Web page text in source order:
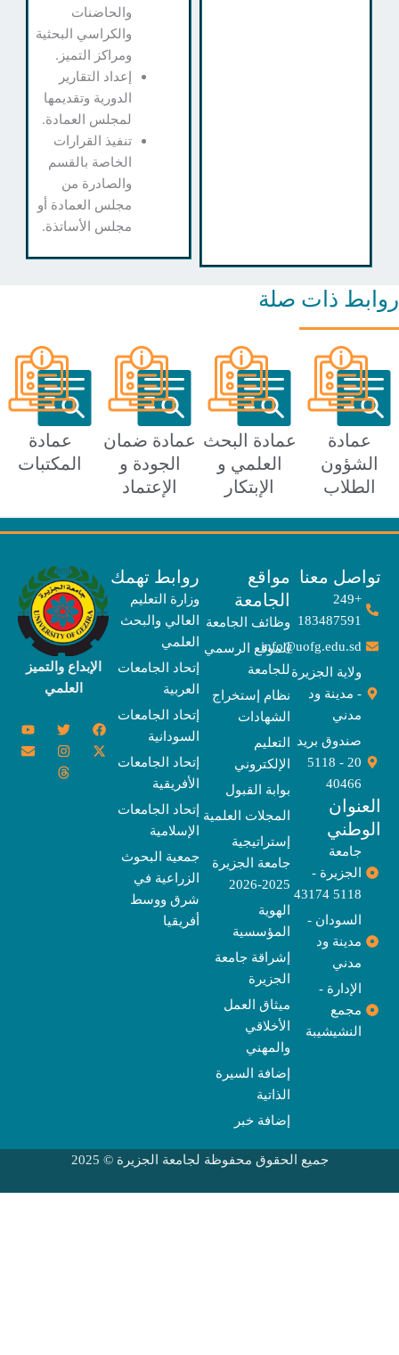
والحاضنات
والكراسي البحثية
ومراكز التميز.
إعداد التقارير
الدورية وتقديمها
لمجلس العمادة.
تنفيذ القرارات
الخاصة بالقسم
والصادرة من
مجلس العمادة أو
مجلس الأساتذة.
ذات صلة
عمادة البحث
العلمي و
الإبتكار
عمادة ضمان
الجودة و
الإعتماد
عمادة
المكتبات
معنا
183487591
info@uofg.edu.sd
ولاية الجزيرة
- مدينة ود
صندوق بريد
20 - 5118
الجزيرة -
السودان -
مدينة ود
الإدارة -
مجمع
النشيشيبة
مواقع
الجامعة
وظائف الجامعة
الموقع الرسمي
للجامعة
نظام إستخراج
الشهادات
التعليم
الإلكتروني
بوابة القبول
المجلات العلمية
إستراتيجية
جامعة الجزيرة
المؤسسية
إشراقة جامعة
الجزيرة
ميثاق العمل
الأخلاقي
والمهني
إضافة السيرة
إضافة خبر
روابط تهمك
وزارة التعليم
العالي والبحث
إتحاد الجامعات
العربية
إتحاد الجامعات
السودانية
إتحاد الجامعات
الأفريقية
إتحاد الجامعات
الإسلامية
جمعية البحوث
الزراعية في
شرق ووسط
الإبداع والتميز
c
e
o
T
w
i
Y
o
u
t
u
t
w
t
I
n
s
E
n
v
e
l
T
h
r
جميع الحقوق محفوظة لجامعة الجزيرة © 2025